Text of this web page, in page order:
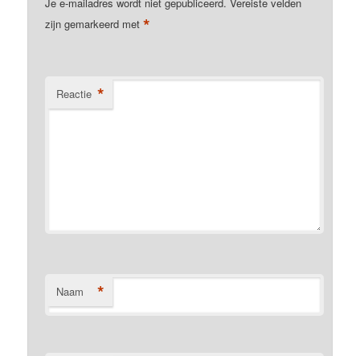
Je e-mailadres wordt niet gepubliceerd. Vereiste velden
zijn gemarkeerd met*
Reactie *
Naam *